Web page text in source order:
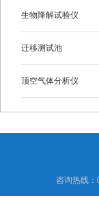
生物降解试验仪
迁移测试池
顶空气体分析仪
咨询热线：